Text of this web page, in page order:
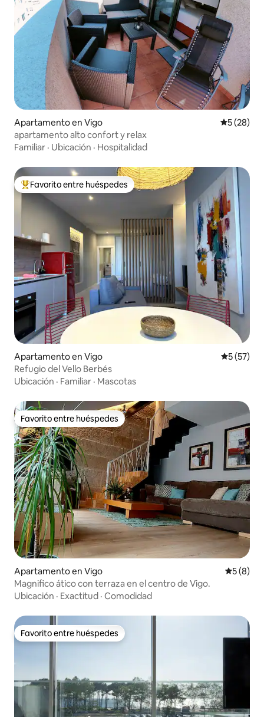
Apartamento en Vigo
5 (28)
apartamento alto confort y relax
Familiar · Ubicación · Hospitalidad
Favorito entre huéspedes preferido
Favorito entre huéspedes
Apartamento en Vigo
5 (57)
Refugio del Vello Berbés
Ubicación · Familiar · Mascotas
Favorito entre huéspedes
Favorito entre huéspedes
Apartamento en Vigo
5 (8)
Magnifico ático con terraza en el centro de Vigo.
Ubicación · Exactitud · Comodidad
Favorito entre huéspedes
Favorito entre huéspedes